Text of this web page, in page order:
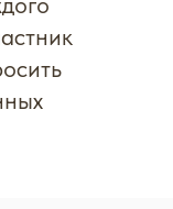
Баллов
5–ти